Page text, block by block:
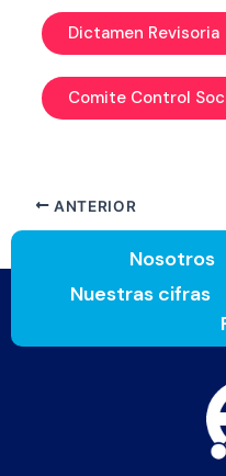
Dictamen Revisoria
Comite Control
ANTERIOR
Nosotros
Nuestras cifras